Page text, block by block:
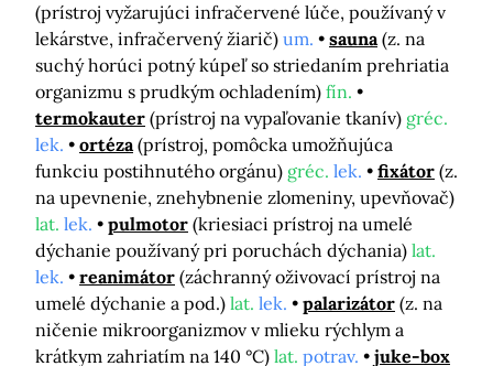
(prístroj vyžarujúci infračervené lúče, používaný v
lekárstve, infračervený žiarič) um. sauna (z. na
suchý horúci potný kúpeľ so striedaním prehriatia
organizmu s prudkým ochladením) fín.
termokauter (prístroj na vypaľovanie tkanív) gréc.
lek.
ortéza (prístroj, pomôcka umožňujúca
funkciu postihnutého orgánu) gréc. lek. fixátor (z.
na upevnenie, znehybnenie zlomeniny, upevňovač)
lat. lek. pulmotor (kriesiaci prístroj na umelé
dýchanie používaný pri poruchách dýchania) lat.
lek.
reanimátor (záchranný oživovací prístroj na
umelé dýchanie a pod.) lat. lek. palarizátor (z. na
ničenie mikroorganizmov v mlieku rýchlym a
krátkym zahriatím na 140 °C) lat. potrav.
juke-box